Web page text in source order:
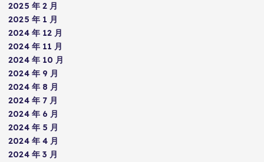
2025 年 2 月
2025 年 1 月
2024 年 12 月
2024 年 11 月
2024 年 10 月
2024 年 9 月
2024 年 8 月
2024 年 7 月
2024 年 6 月
2024 年 5 月
2024 年 4 月
2024 年 3 月